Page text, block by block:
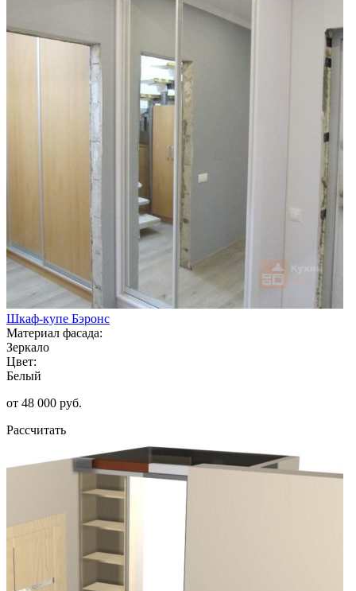
Шкаф-купе Бэронс
Материал фасада:
Зеркало
Цвет:
Белый
от 48 000 руб.
Рассчитать